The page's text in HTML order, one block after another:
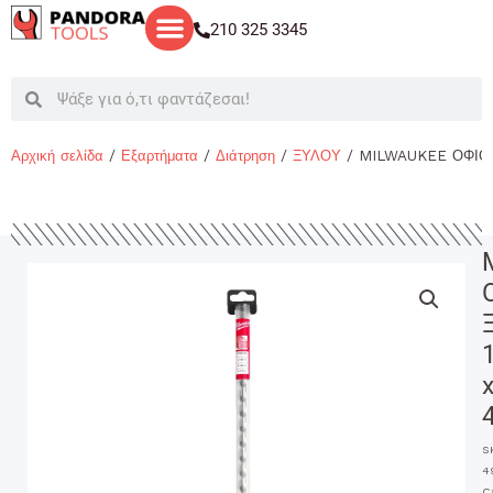
Μετάβαση
στο
210 325 3345
SearchSearch
Αρχική σελίδα / Εξαρτήματα / Διάτρηση / ΞΥΛΟΥ / MILWAUKEE
x